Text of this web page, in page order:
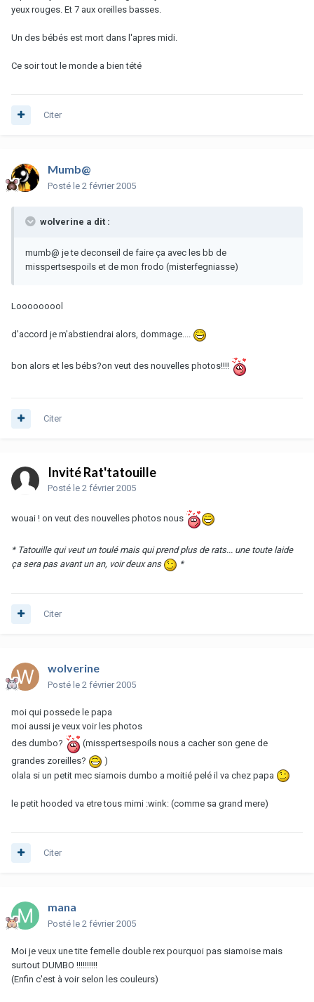
yeux rouges. Et 7 aux oreilles basses.
Un des bébés est mort dans l'apres midi.
Ce soir tout le monde a bien tété
Citer
Mumb@
Posté le 2 février 2005
wolverine a dit :
mumb@ je te deconseil de faire ça avec les bb de
misspertsespoils et de mon frodo (misterfegniasse)
Looooooool
d'accord je m'abstiendrai alors, dommage....
bon alors et les bébs?on veut des nouvelles photos!!!!
Citer
Invité Rat'tatouille
Posté le 2 février 2005
wouai ! on veut des nouvelles photos nous
* Tatouille qui veut un toulé mais qui prend plus de rats... une toute laide
ça sera pas avant un an, voir deux ans
*
Citer
wolverine
Posté le 2 février 2005
moi qui possede le papa
moi aussi je veux voir les photos
des dumbo?
(misspertsespoils nous a cacher son gene de
grandes zoreilles?
)
olala si un petit mec siamois dumbo a moitié pelé il va chez papa
le petit hooded va etre tous mimi :wink: (comme sa grand mere)
Citer
mana
Posté le 2 février 2005
Moi je veux une tite femelle double rex pourquoi pas siamoise mais
surtout DUMBO !!!!!!!!!!
(Enfin c'est à voir selon les couleurs)